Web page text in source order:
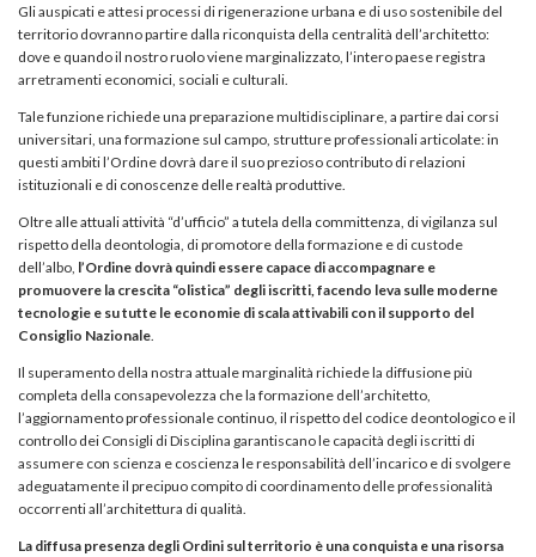
Gli auspicati e attesi processi di rigenerazione urbana e di uso sostenibile del
territorio dovranno partire dalla riconquista della centralità dell’architetto:
dove e quando il nostro ruolo viene marginalizzato, l’intero paese registra
arretramenti economici, sociali e culturali.
Tale funzione richiede una preparazione multidisciplinare, a partire dai corsi
universitari, una formazione sul campo, strutture professionali articolate: in
questi ambiti l’Ordine dovrà dare il suo prezioso contributo di relazioni
istituzionali e di conoscenze delle realtà produttive.
Oltre alle attuali attività “d’ufficio” a tutela della committenza, di vigilanza sul
rispetto della deontologia, di promotore della formazione e di custode
dell’albo, l’Ordine dovrà quindi essere capace di accompagnare e
promuovere la crescita “olistica” degli iscritti, facendo leva sulle moderne
tecnologie e su tutte le economie di scala attivabili con il supporto del
Consiglio Nazionale
Il superamento della nostra attuale marginalità richiede la diffusione più
completa della consapevolezza che la formazione dell’architetto,
l’aggiornamento professionale continuo, il rispetto del codice deontologico e il
controllo dei Consigli di Disciplina garantiscano le capacità degli iscritti di
assumere con scienza e coscienza le responsabilità dell’incarico e di svolgere
adeguatamente il precipuo compito di coordinamento delle professionalità
occorrenti all’architettura di qualità.
La diffusa presenza degli Ordini sul territorio è una conquista e una risorsa